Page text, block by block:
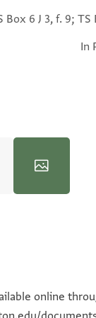
Box 6 J 3, f. 9; TS
In
100%
100%
online